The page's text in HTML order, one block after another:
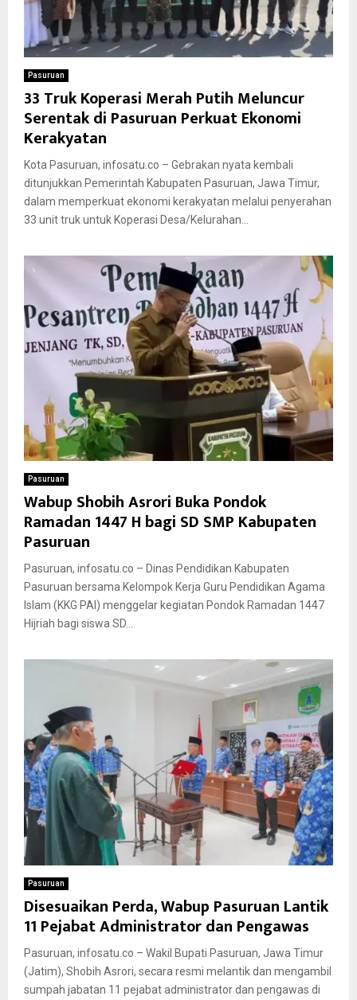
Pasuruan
33 Truk Koperasi Merah Putih Meluncur
Serentak di Pasuruan Perkuat Ekonomi
Kerakyatan
Kota Pasuruan, infosatu.co – Gebrakan nyata kembali
ditunjukkan Pemerintah Kabupaten Pasuruan, Jawa Timur,
dalam memperkuat ekonomi kerakyatan melalui penyerahan
33 unit truk untuk Koperasi Desa/Kelurahan...
Pasuruan
Wabup Shobih Asrori Buka Pondok
Ramadan 1447 H bagi SD SMP Kabupaten
Pasuruan
Pasuruan, infosatu.co – Dinas Pendidikan Kabupaten
Pasuruan bersama Kelompok Kerja Guru Pendidikan Agama
Islam (KKG PAI) menggelar kegiatan Pondok Ramadan 1447
Hijriah bagi siswa SD...
Pasuruan
Disesuaikan Perda, Wabup Pasuruan Lantik
11 Pejabat Administrator dan Pengawas
Pasuruan, infosatu.co – Wakil Bupati Pasuruan, Jawa Timur
(Jatim), Shobih Asrori, secara resmi melantik dan mengambil
sumpah jabatan 11 pejabat administrator dan pengawas di